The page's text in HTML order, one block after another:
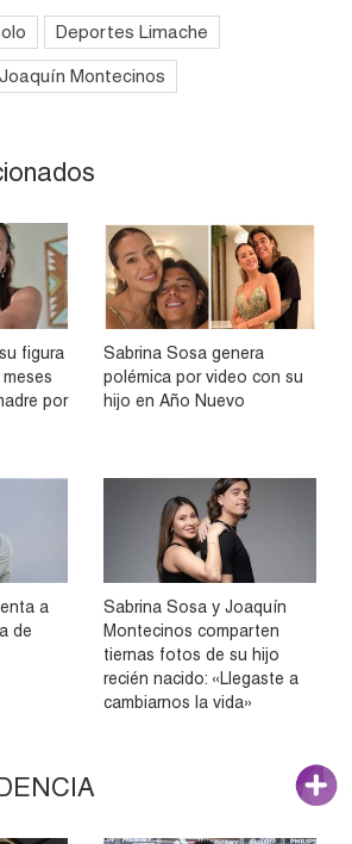
Deportes Limache
Joaquín Montecinos
figura
por
Sabrina Sosa genera
polémica por video con su
hijo en Año Nuevo
a
de
Sabrina Sosa y Joaquín
Montecinos comparten
tiernas fotos de su hijo
recién nacido: «Llegaste a
cambiarnos la vida»